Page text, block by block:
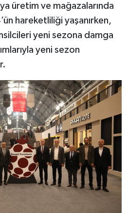
üretim ve mağazalarında
hareketliliği yaşanırken,
yeni sezona damga
yeni sezon